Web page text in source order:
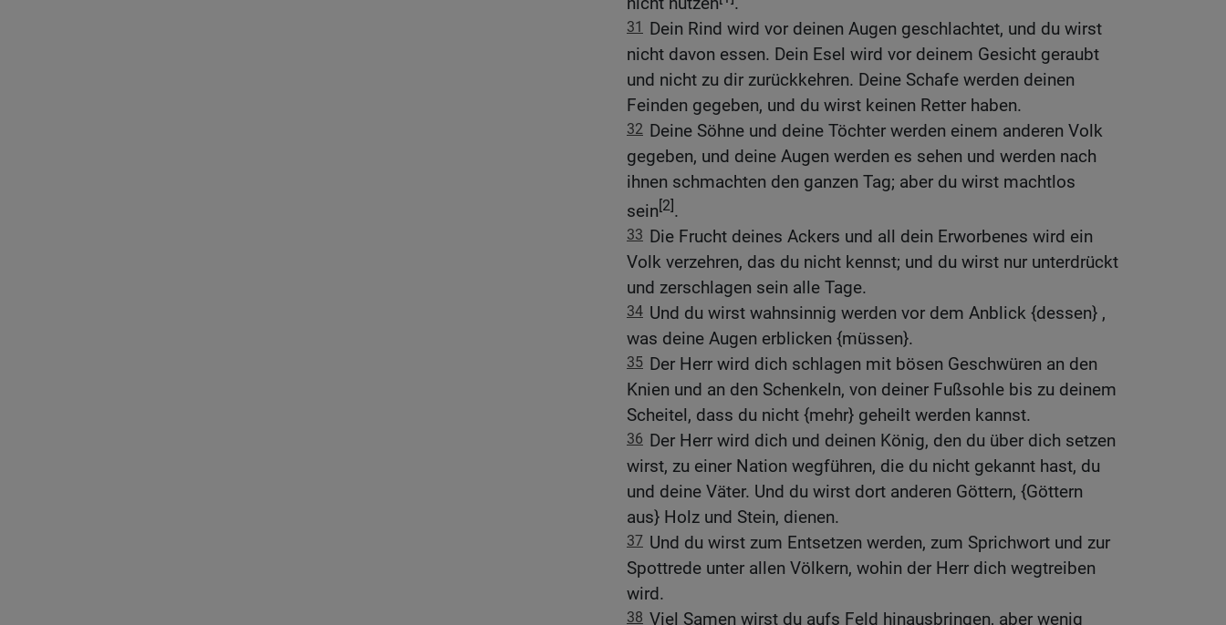
31 Dein Rind wird vor deinen Augen geschlachtet, und du wirst
nicht davon essen. Dein Esel wird vor deinem Gesicht geraubt
und nicht zu dir zurückkehren. Deine Schafe werden deinen
Feinden gegeben, und du wirst keinen Retter haben.
32 Deine Söhne und deine Töchter werden einem anderen Volk
gegeben, und deine Augen werden es sehen und werden nach
ihnen schmachten den ganzen Tag; aber du wirst machtlos
sein[2].
33 Die Frucht deines Ackers und all dein Erworbenes wird ein
Volk verzehren, das du nicht kennst; und du wirst nur unterdrückt
und zerschlagen sein alle Tage.
34 Und du wirst wahnsinnig werden vor dem Anblick {dessen} ,
was deine Augen erblicken {müssen}.
35 Der Herr wird dich schlagen mit bösen Geschwüren an den
Knien und an den Schenkeln, von deiner Fußsohle bis zu deinem
Scheitel, dass du nicht {mehr} geheilt werden kannst.
36 Der Herr wird dich und deinen König, den du über dich setzen
wirst, zu einer Nation wegführen, die du nicht gekannt hast, du
und deine Väter. Und du wirst dort anderen Göttern, {Göttern
aus} Holz und Stein, dienen.
37 Und du wirst zum Entsetzen werden, zum Sprichwort und zur
Spottrede unter allen Völkern, wohin der Herr dich wegtreiben
wird.
38 Viel Samen wirst du aufs Feld hinausbringen, aber wenig